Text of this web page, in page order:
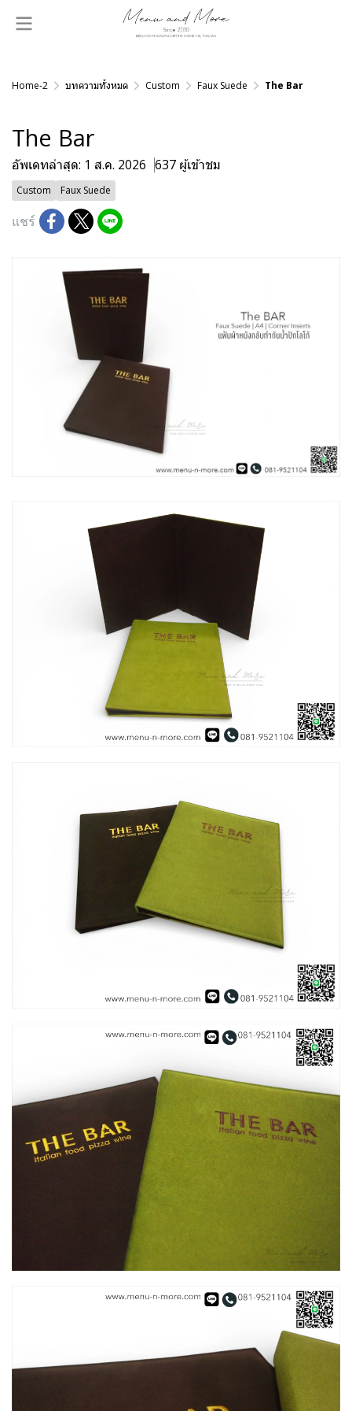
Home-2 บทความทั้งหมด Custom Faux Suede The Bar
The Bar
อัพเดทล่าสุด: 1 ส.ค. 2026 637 ผู้เข้าชม
Custom Faux Suede
แชร์